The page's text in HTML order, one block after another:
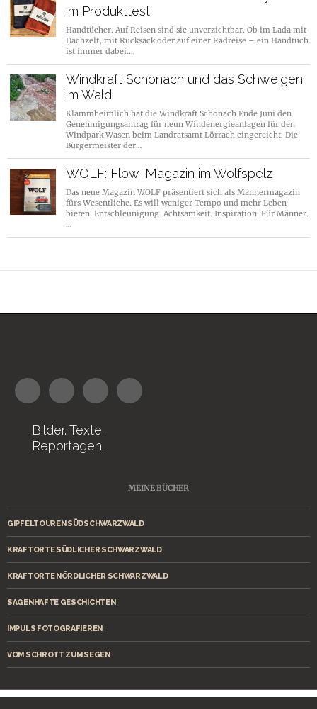
im Produkttest
Handtücher. Auf Reisen sind sie unverzichtbar. Ob im Lada mit
Dachzelt, mit Rucksack oder auf einer Radreise – ein Handtuch
ist immer dabei.…
Windkraft Schonach und das Schweigen
im Wald
Klammheimlich hat die Windkraft Schonach Ende Juni den
Genehmigungsantrag für neun Windenergieanlagen für den
Windpark Wasen beim Landratsamt Lörrach eingereicht. Die
Bürgermeister der…
WOLF: Flow-Magazin im Wolfspelz
Das neue Magazin WOLF präsentiert sich als Männermagazin
fürs Wesentliche. Es will weniger Tempo und mehr Leben
bieten. Entschleunigung. Achtsamkeit. Inspiration. Für Männer.
…
Bilder. Texte.
Reportagen.
MEINE BÜCHER
GIPFELTOUREN SÜDSCHWARZWALD
KRAFTORTE SÜDLICHER SCHWARZWALD
KRAFTORTE NÖRDLICHER SCHWARZWALD
SAGENHAFTE GESCHICHTEN
IMPULS FOTOGRAFIEREN
VOM SCHROTT ZUM SEGEN